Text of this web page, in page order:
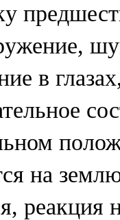
в
на
реакция